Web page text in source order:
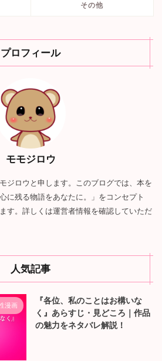
その他
プロフィール
モモジロウ
ジロウと申します。このブログでは、本を
に残る物語をあなたに。」をコンセプト
す。詳しくは運営者情報を確認していただ
人気記事
漫画
『各位、私のことはお構いな
く』あらすじ・見どころ｜作品
の魅力をネタバレ解説！